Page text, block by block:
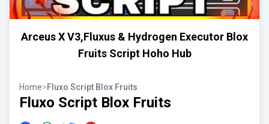
Arceus X V3,Fluxus & Hydrogen Executor Blox
Fruits Script Hoho Hub
Home>Fluxo Script Blox Fruits
Fluxo Script Blox Fruits